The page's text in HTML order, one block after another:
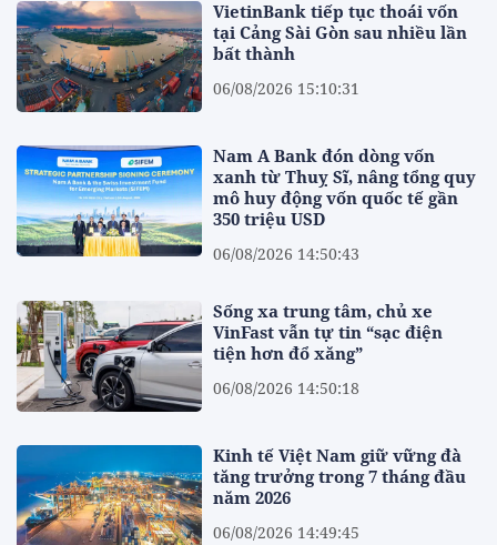
VietinBank tiếp tục thoái vốn
tại Cảng Sài Gòn sau nhiều lần
bất thành
06/08/2026 15:10:31
Nam A Bank đón dòng vốn
xanh từ Thuỵ Sĩ, nâng tổng quy
mô huy động vốn quốc tế gần
350 triệu USD
06/08/2026 14:50:43
Sống xa trung tâm, chủ xe
VinFast vẫn tự tin “sạc điện
tiện hơn đổ xăng”
06/08/2026 14:50:18
Kinh tế Việt Nam giữ vững đà
tăng trưởng trong 7 tháng đầu
năm 2026
06/08/2026 14:49:45